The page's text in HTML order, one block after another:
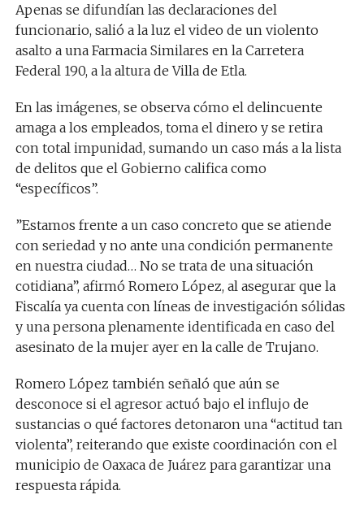
​Apenas se difundían las declaraciones del
funcionario, salió a la luz el video de un violento
asalto a una Farmacia Similares en la Carretera
Federal 190, a la altura de Villa de Etla.
En las imágenes, se observa cómo el delincuente
amaga a los empleados, toma el dinero y se retira
con total impunidad, sumando un caso más a la lista
de delitos que el Gobierno califica como
“específicos”.
​”Estamos frente a un caso concreto que se atiende
con seriedad y no ante una condición permanente
en nuestra ciudad… No se trata de una situación
cotidiana”, afirmó Romero López, al asegurar que la
Fiscalía ya cuenta con líneas de investigación sólidas
y una persona plenamente identificada en caso del
asesinato de la mujer ayer en la calle de Trujano.
​Romero López también señaló que aún se
desconoce si el agresor actuó bajo el influjo de
sustancias o qué factores detonaron una “actitud tan
violenta”, reiterando que existe coordinación con el
municipio de Oaxaca de Juárez para garantizar una
respuesta rápida.